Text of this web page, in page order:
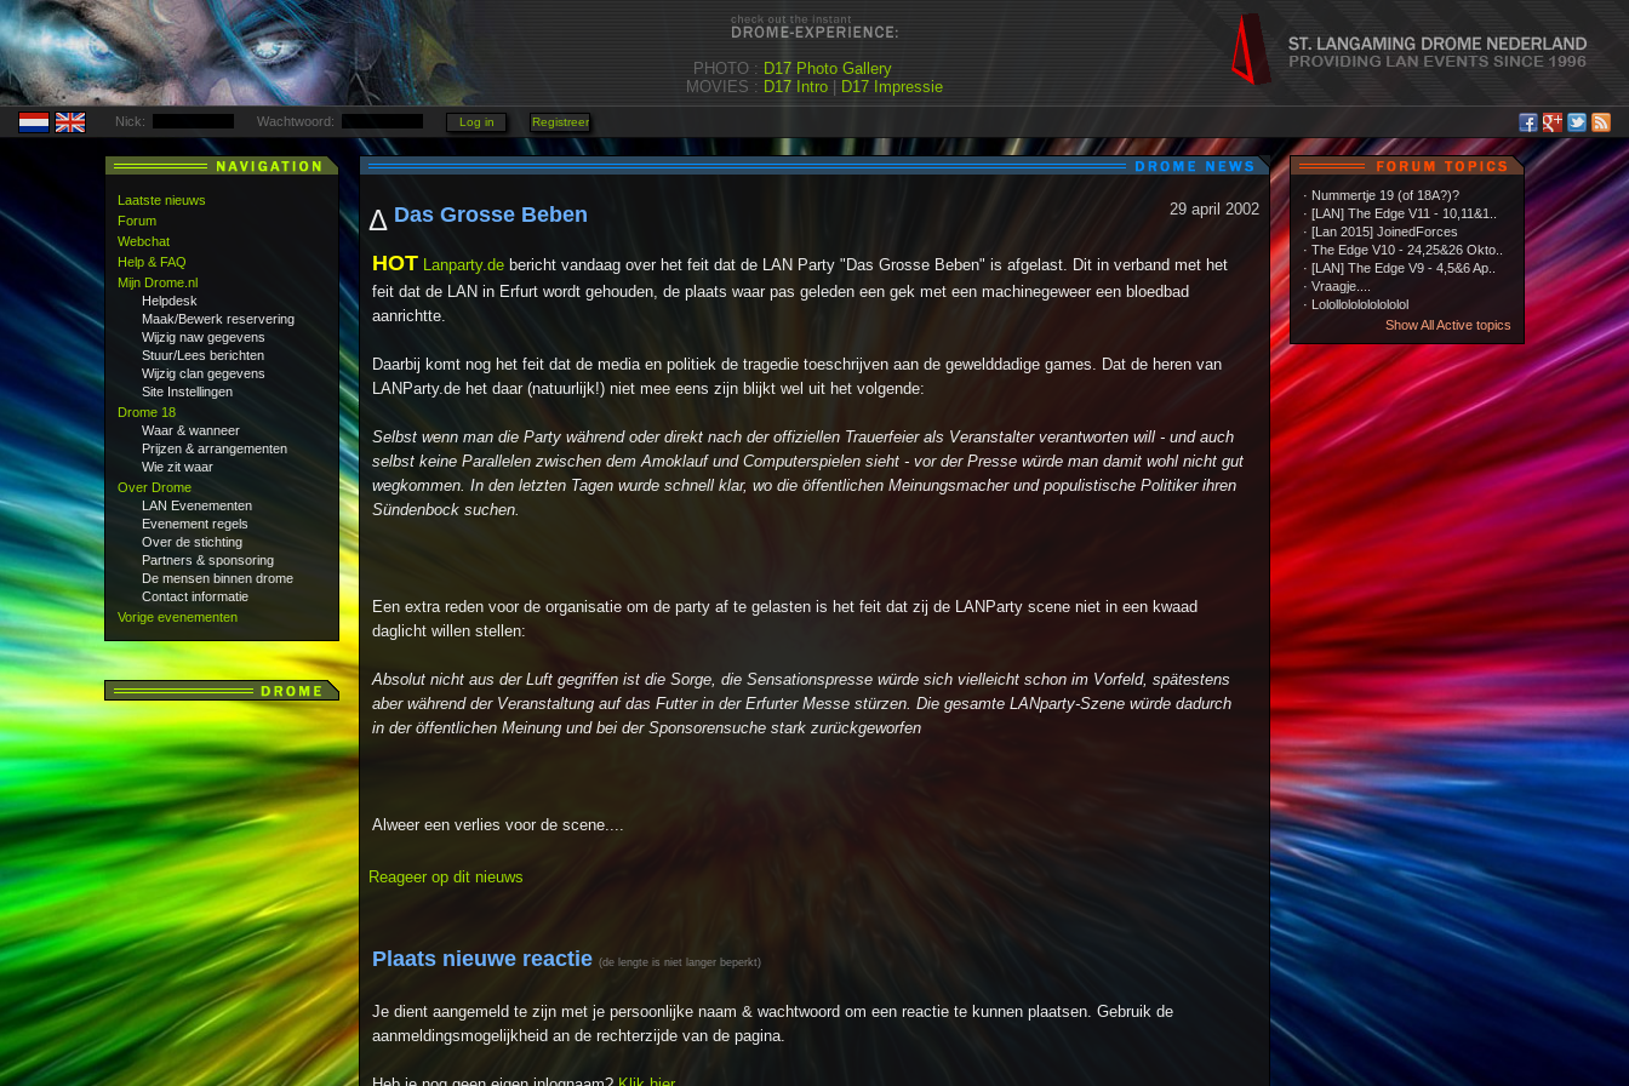
PHOTO : D17 Photo Gallery
MOVIES : D17 Intro D17 Impressie
Nick: Wachtwoord:
Laatste nieuws
Forum
Webchat
Help & FAQ
Mijn Drome.nl
Helpdesk
Maak/Bewerk reservering
Wijzig naw gegevens
Stuur/Lees berichten
Wijzig clan gegevens
Site Instellingen
Drome 18
Waar & wanneer
Prijzen & arrangementen
Wie zit waar
Over Drome
LAN Evenementen
Evenement regels
Over de stichting
Partners & sponsoring
De mensen binnen drome
Contact informatie
Vorige evenementen
· Nummertje 19 (of 18A?)?
· [LAN] The Edge V11 - 10,11&1..
· [Lan 2015] JoinedForces
· The Edge V10 - 24,25&26 Okto..
· [LAN] The Edge V9 - 4,5&6 Ap..
· Vraagje....
· Lolollololololololol
Show All Active topics
Δ Das Grosse Beben 29 april 2002
HOT Lanparty.de bericht vandaag over het feit dat de LAN Party "Das Grosse Beben" is afgelast. Dit in verband met het
feit dat de LAN in Erfurt wordt gehouden, de plaats waar pas geleden een gek met een machinegeweer een bloedbad
aanrichtte.
Daarbij komt nog het feit dat de media en politiek de tragedie toeschrijven aan de gewelddadige games. Dat de heren van
LANParty.de het daar (natuurlijk!) niet mee eens zijn blijkt wel uit het volgende:
Selbst wenn man die Party während oder direkt nach der offiziellen Trauerfeier als Veranstalter verantworten will - und auch
selbst keine Parallelen zwischen dem Amoklauf und Computerspielen sieht - vor der Presse würde man damit wohl nicht gut
wegkommen. In den letzten Tagen wurde schnell klar, wo die öffentlichen Meinungsmacher und populistische Politiker ihren
Sündenbock suchen.
Een extra reden voor de organisatie om de party af te gelasten is het feit dat zij de LANParty scene niet in een kwaad
daglicht willen stellen:
Absolut nicht aus der Luft gegriffen ist die Sorge, die Sensationspresse würde sich vielleicht schon im Vorfeld, spätestens
aber während der Veranstaltung auf das Futter in der Erfurter Messe stürzen. Die gesamte LANparty-Szene würde dadurch
in der öffentlichen Meinung und bei der Sponsorensuche stark zurückgeworfen
Alweer een verlies voor de scene....
Reageer op dit nieuws
Plaats nieuwe reactie (de lengte is niet langer beperkt)
Je dient aangemeld te zijn met je persoonlijke naam & wachtwoord om een reactie te kunnen plaatsen. Gebruik de
aanmeldingsmogelijkheid an de rechterzijde van de pagina.